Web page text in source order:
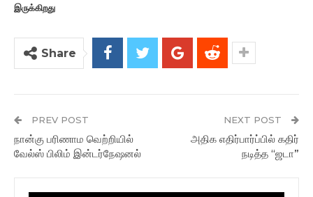
இருக்கிறது
Share
PREV POST
நான்கு பரிணாம வெற்றியில்
வேல்ஸ் பிலிம் இன்டர்நேஷனல்
NEXT POST
அதிக எதிர்பார்ப்பில் கதிர்
நடித்த “ஜடா”